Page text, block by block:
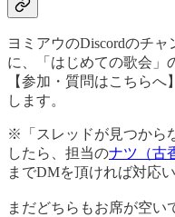
ヨミアウのDiscordのチ
に、「はじめての歌会」
【参加・質問はこちら
します。
※「スレッドが見つから
したら、担当のナツ（古
までDMを頂ければ対応
まだどちらもお席が空い